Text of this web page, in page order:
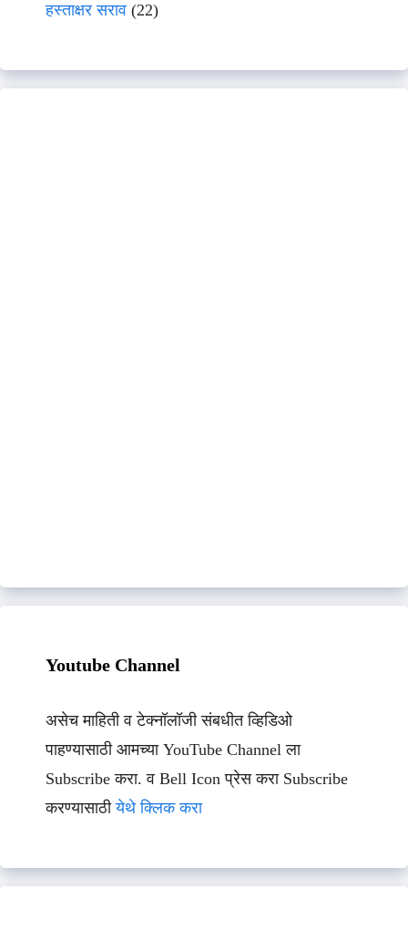
हस्ताक्षर सराव (22)
Youtube Channel
असेच माहिती व टेक्नॉलॉजी संबधीत व्हिडिओ
पाहण्यासाठी आमच्या YouTube Channel ला
Subscribe करा. व Bell Icon प्रेस करा Subscribe
करण्यासाठीयेथे क्लिक करा